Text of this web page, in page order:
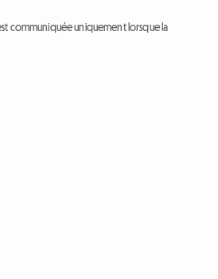
communiquée uniquement lorsque la